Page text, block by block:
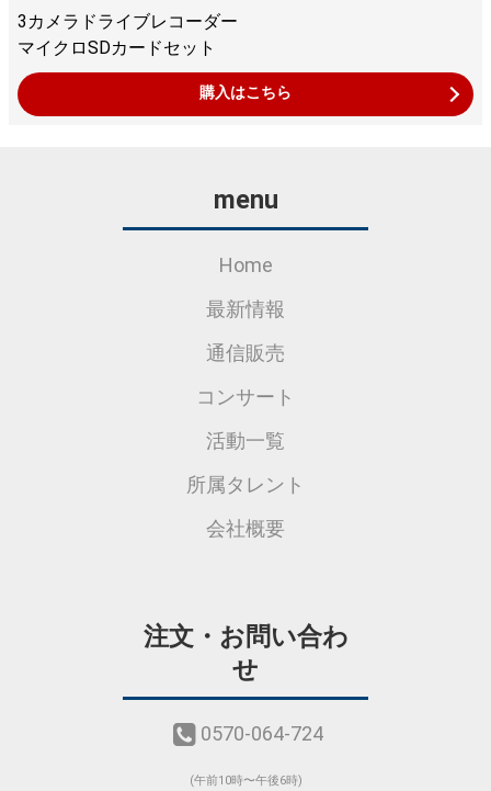
3カメラドライブレコーダー
マイクロSDカードセット
購入はこちら
menu
Home
最新情報
通信販売
コンサート
活動一覧
所属タレント
会社概要
注文・お問い合わ
せ
0570-064-724
(午前10時〜午後6時)